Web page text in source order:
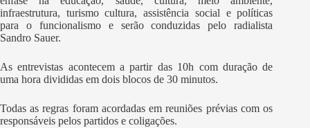
infraestrutura, turismo cultura, assistência social e políticas
para o funcionalismo e serão conduzidas pelo radialista
Sandro Sauer.
As entrevistas acontecem a partir das 10h com duração de
uma hora divididas em dois blocos de 30 minutos.
Todas as regras foram acordadas em reuniões prévias com os
responsáveis pelos partidos e coligações.